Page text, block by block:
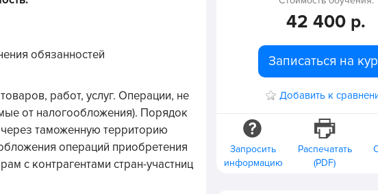
обязанностей
работ, услуг. Операции, не
от налогообложения). Порядок
таможенную территорию
операций приобретения
с контрагентами стран-участниц
42 400 р.
Записаться на
Добавить к
Запросить
информацию
Распечатать
(PDF)